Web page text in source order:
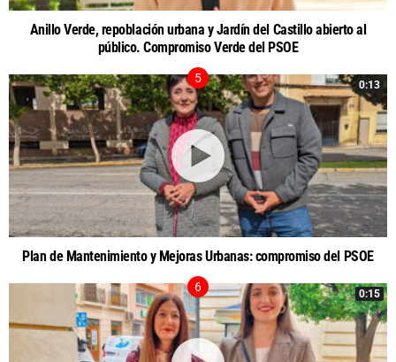
Anillo Verde, repoblación urbana y Jardín del Castillo abierto al
público. Compromiso Verde del PSOE
0:13
Plan de Mantenimiento y Mejoras Urbanas: compromiso del PSOE
0:15